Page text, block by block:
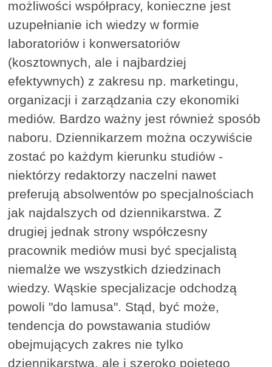
możliwości współpracy, konieczne jest
uzupełnianie ich wiedzy w formie
laboratoriów i konwersatoriów
(kosztownych, ale i najbardziej
efektywnych) z zakresu np. marketingu,
organizacji i zarządzania czy ekonomiki
mediów. Bardzo ważny jest również sposób
naboru. Dziennikarzem można oczywiście
zostać po każdym kierunku studiów -
niektórzy redaktorzy naczelni nawet
preferują absolwentów po specjalnościach
jak najdalszych od dziennikarstwa. Z
drugiej jednak strony współczesny
pracownik mediów musi być specjalistą
niemalże we wszystkich dziedzinach
wiedzy. Wąskie specjalizacje odchodzą
powoli "do lamusa". Stąd, być może,
tendencja do powstawania studiów
obejmujących zakres nie tylko
dziennikarstwa, ale i szeroko pojętego